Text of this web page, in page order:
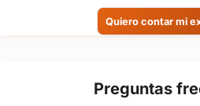
Quiero contar mi
Preguntas